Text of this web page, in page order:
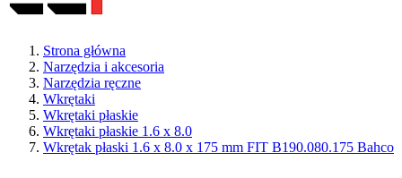
Strona główna
Narzędzia i akcesoria
Narzędzia ręczne
Wkrętaki
Wkrętaki płaskie
Wkrętaki płaskie 1.6 x 8.0
Wkrętak płaski 1.6 x 8.0 x 175 mm FIT B190.080.175 Bahco